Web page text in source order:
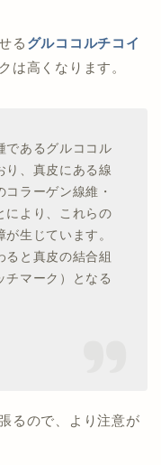
る グルココルチコイ
は高くなります。
であるグルココル
り、真皮にある線
ラーゲン線維・
により、これらの
生じています。
ると真皮の結合組
チマーク）となる
るので、より注意が